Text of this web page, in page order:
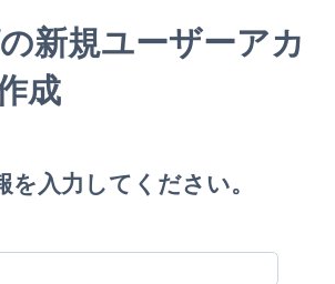
新規ユーザーアカ
成
を入力してください。